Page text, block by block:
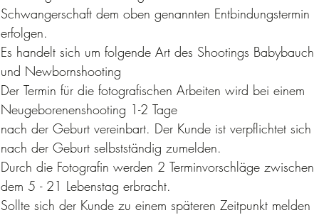
Schwangerschaft dem oben genannten Entbindungstermin
erfolgen.
Es handelt sich um folgende Art des Shootings Babybauch
und Newbornshooting
Der Termin für die fotografischen Arbeiten wird bei einem
Neugeborenenshooting 1-2 Tage
nach der Geburt vereinbart. Der Kunde ist verpflichtet sich
nach der Geburt selbstständig zumelden.
Durch die Fotografin werden 2 Terminvorschläge zwischen
dem 5 - 21 Lebenstag erbracht.
Sollte sich der Kunde zu einem späteren Zeitpunkt melden